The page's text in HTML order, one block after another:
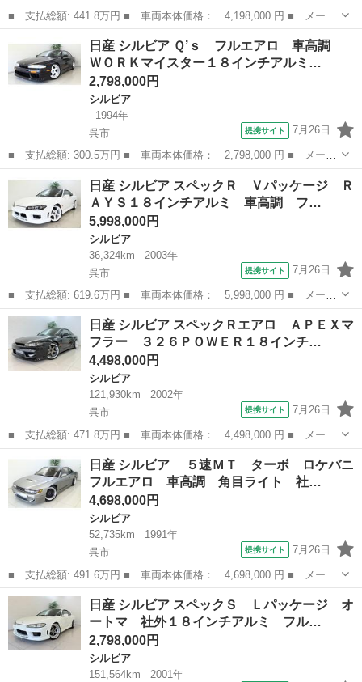
■ 支払総額: 441.8万円 ■ 車両本体価格： 4,198,000 円 ■ メーカ
ー名： 日産 ■ 車種名： シルビア ■ グレード名： ヴァリエッ
タ ５速ＭＴ 社外１８インチアルミ 車高調 フルエアロ ■ 排気
量： ...
シルビア
日産 シルビア Ｑ’ｓ フルエアロ 車高調
ＷＯＲＫマイスター１８インチアルミ…
2,798,000円
シルビア
1994年
呉市
提携サイト 7月26日
■ 支払総額: 300.5万円 ■ 車両本体価格： 2,798,000 円 ■ メーカ
ー名： 日産 ■ 車種名： シルビア ■ グレード名： Ｑ’ｓ フル
エアロ 車高調 ＷＯＲＫマイスター１８インチアルミ Ｂｌｕｅｔ
ｏｏｔ...
シルビア
日産 シルビア スペックＲ Ｖパッケージ Ｒ
ＡＹＳ１８インチアルミ 車高調 フ…
5,998,000円
シルビア
36,324km
2003年
呉市
提携サイト 7月26日
■ 支払総額: 619.6万円 ■ 車両本体価格： 5,998,000 円 ■ メーカ
ー名： 日産 ■ 車種名： シルビア ■ グレード名： スペック
Ｒ Ｖパッケージ ＲＡＹＳ１８インチアルミ 車高調 フルエアロ
■ 排気...
広島 呉市 シルビア
日産 シルビア スペックＲエアロ ＡＰＥＸマ
フラー ３２６ＰＯＷＥＲ１８インチ…
4,498,000円
シルビア
121,930km
2002年
呉市
提携サイト 7月26日
■ 支払総額: 471.8万円 ■ 車両本体価格： 4,498,000 円 ■ メーカ
ー名： 日産 ■ 車種名： シルビア ■ グレード名： スペックＲ
エアロ ＡＰＥＸマフラー ３２６ＰＯＷＥＲ１８インチアルミ ブ
リスター...
呉市 シルビア
日産 シルビア ５速ＭＴ ターボ ロケバニ
フルエアロ 車高調 角目ライト 社…
4,698,000円
シルビア
52,735km
1991年
呉市
提携サイト 7月26日
■ 支払総額: 491.6万円 ■ 車両本体価格： 4,698,000 円 ■ メーカ
ー名： 日産 ■ 車種名： シルビア ■ グレード名： ５速Ｍ
Ｔ ターボ ロケバニフルエアロ 車高調 角目ライト 社外１７イ
ンチアルミ...
広島 呉市 シルビア
日産 シルビア スペックＳ Ｌパッケージ オ
ートマ 社外１８インチアルミ フル…
2,798,000円
シルビア
151,564km
2001年